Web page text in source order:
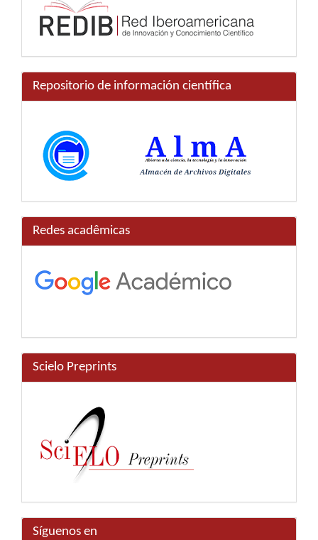
Repositorio de información científica
Redes acadêmicas
Scielo Preprints
Síguenos en